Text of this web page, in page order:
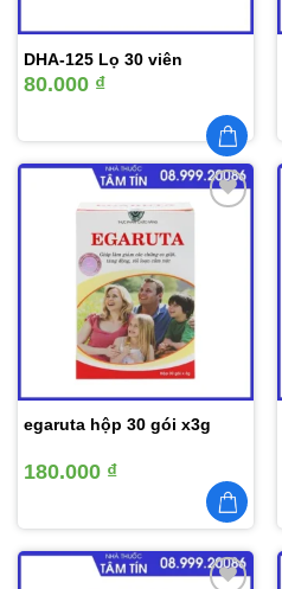
DHA-125 Lọ 30 viên
80.000 ₫
egaruta hộp 30 gói x3g
180.000 ₫